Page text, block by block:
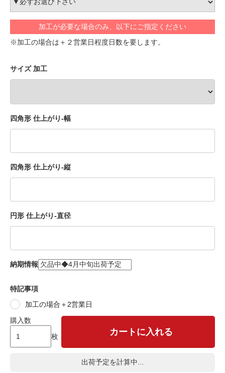
加工が必要な場合のみ、以下にご指定ください
※加工の場合は＋２営業日程度日数を要します。
サイズ 加工
四角形 仕上がり-幅
四角形 仕上がり-縦
円形 仕上がり-直径
納期情報
特記事項
加工の場合＋2営業日
購入数
枚
カートに入れる
出荷予定を計算中...